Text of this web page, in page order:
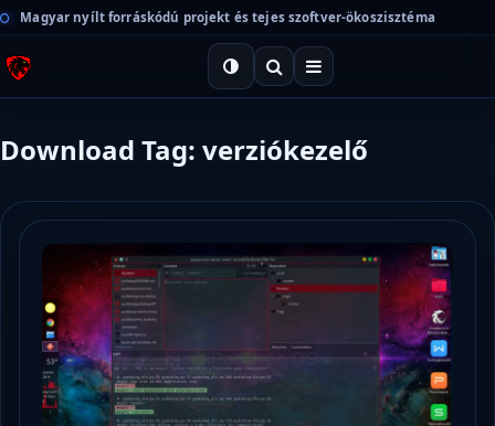
Magyar nyílt forráskódú projekt és tejes szoftver-ökoszisztéma
Download Tag: verziókezelő